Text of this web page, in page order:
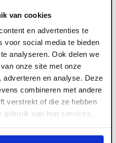
van cookies
en advertenties te
voor social media te bieden
analyseren. Ook delen we
onze site met onze
en analyse. Deze
combineren met andere
verstrekt of die ze hebben
gebruik van hun services.
Spaanplaat
Cementgebonden
Voorraad: 130+
Log in voor prijzen